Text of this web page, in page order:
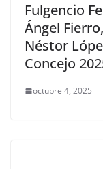
Fulgencio
Ángel
Néstor
Concejo
octubre 4, 2025